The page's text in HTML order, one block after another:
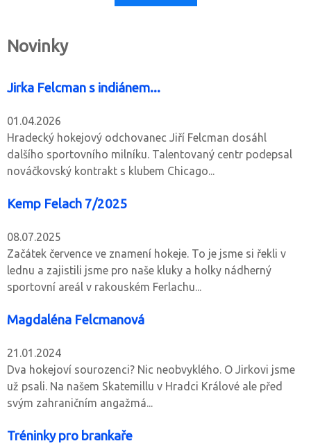
Novinky
Jirka Felcman s indiánem...
01.04.2026
Hradecký hokejový odchovanec Jiří Felcman dosáhl
dalšího sportovního milníku. Talentovaný centr podepsal
nováčkovský kontrakt s klubem Chicago...
Kemp Felach 7/2025
08.07.2025
Začátek července ve znamení hokeje. To je jsme si řekli v
lednu a zajistili jsme pro naše kluky a holky nádherný
sportovní areál v rakouském Ferlachu...
Magdaléna Felcmanová
21.01.2024
Dva hokejoví sourozenci? Nic neobvyklého. O Jirkovi jsme
už psali. Na našem Skatemillu v Hradci Králové ale před
svým zahraničním angažmá...
Tréninky pro brankaře